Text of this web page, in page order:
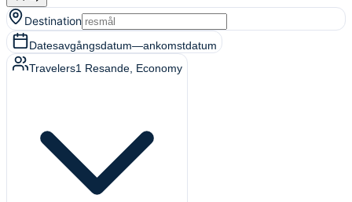
Destination
Datesavgångsdatum—ankomstdatum
Travelers1 Resande , Economy